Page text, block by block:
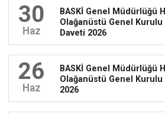
30
Haz
BASKİ Genel Müdürlüğü
Olağanüstü Genel Kurulu
Daveti 2026
26
Haz
BASKİ Genel Müdürlüğü
Olağanüstü Genel Kurulu
2026